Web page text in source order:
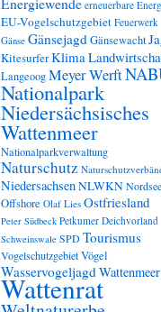
erneuerbare
EU-Vogelschutzgebiet Feuerwerk
Gänse GänsejagdGänsewacht
KitesurferKlima
LangeoogMeyer Werft
Nationalpark
Niedersächsisches
Wattenmeer
Nationalparkverwaltung
Naturschutz
NiedersachsenNLWKNNordsee
Offshore Olaf Lies Ostfriesland
Peter Südbeck Petkumer Deichvorland
Schweinswale SPDTourismus
VogelschutzgebietVögel
WasservogeljagdWattenmeer
Wattenrat